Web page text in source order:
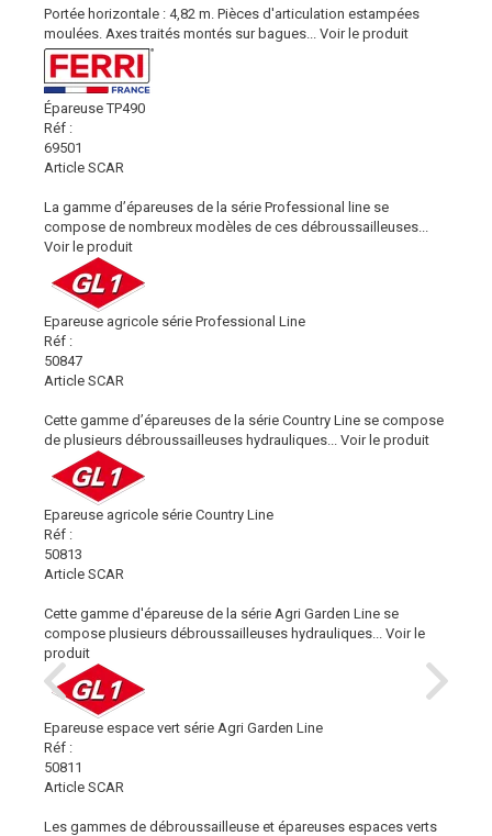
Portée horizontale : 4,82 m. Pièces d'articulation estampées
moulées. Axes traités montés sur bagues...
Voir le produit
Épareuse TP490
Réf :
69501
Article SCAR
La gamme d’épareuses de la série Professional line se
compose de nombreux modèles de ces débroussailleuses...
Voir le produit
Epareuse agricole série Professional Line
Réf :
50847
Article SCAR
Cette gamme d’épareuses de la série Country Line se compose
de plusieurs débroussailleuses hydrauliques...
Voir le produit
Epareuse agricole série Country Line
Réf :
50813
Article SCAR
Cette gamme d'épareuse de la série Agri Garden Line se
compose plusieurs débroussailleuses hydrauliques...
Voir le
produit
Epareuse espace vert série Agri Garden Line
Réf :
50811
Article SCAR
Les gammes de débroussailleuse et épareuses espaces verts